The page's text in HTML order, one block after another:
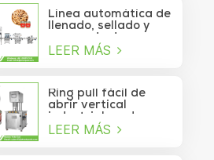
Línea automática de
llenado, sellado y
alimentos para
LEER MÁS
Ring pull fácil de
abrir vertical
industrial cerdo
almuerzo pollo
LEER MÁS